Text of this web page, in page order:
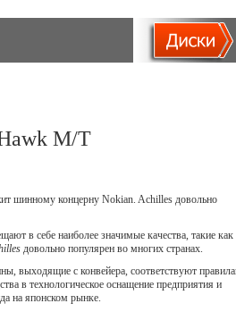
M/T
шинному концерну Nokian. Achilles довольно
в себе наиболее значимые качества, такие как
довольно популярен во многих странах.
выходящие с конвейера, соответствуют
в технологическое оснащение предприятия и
на японском рынке.